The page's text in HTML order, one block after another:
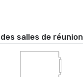
salles de réunion